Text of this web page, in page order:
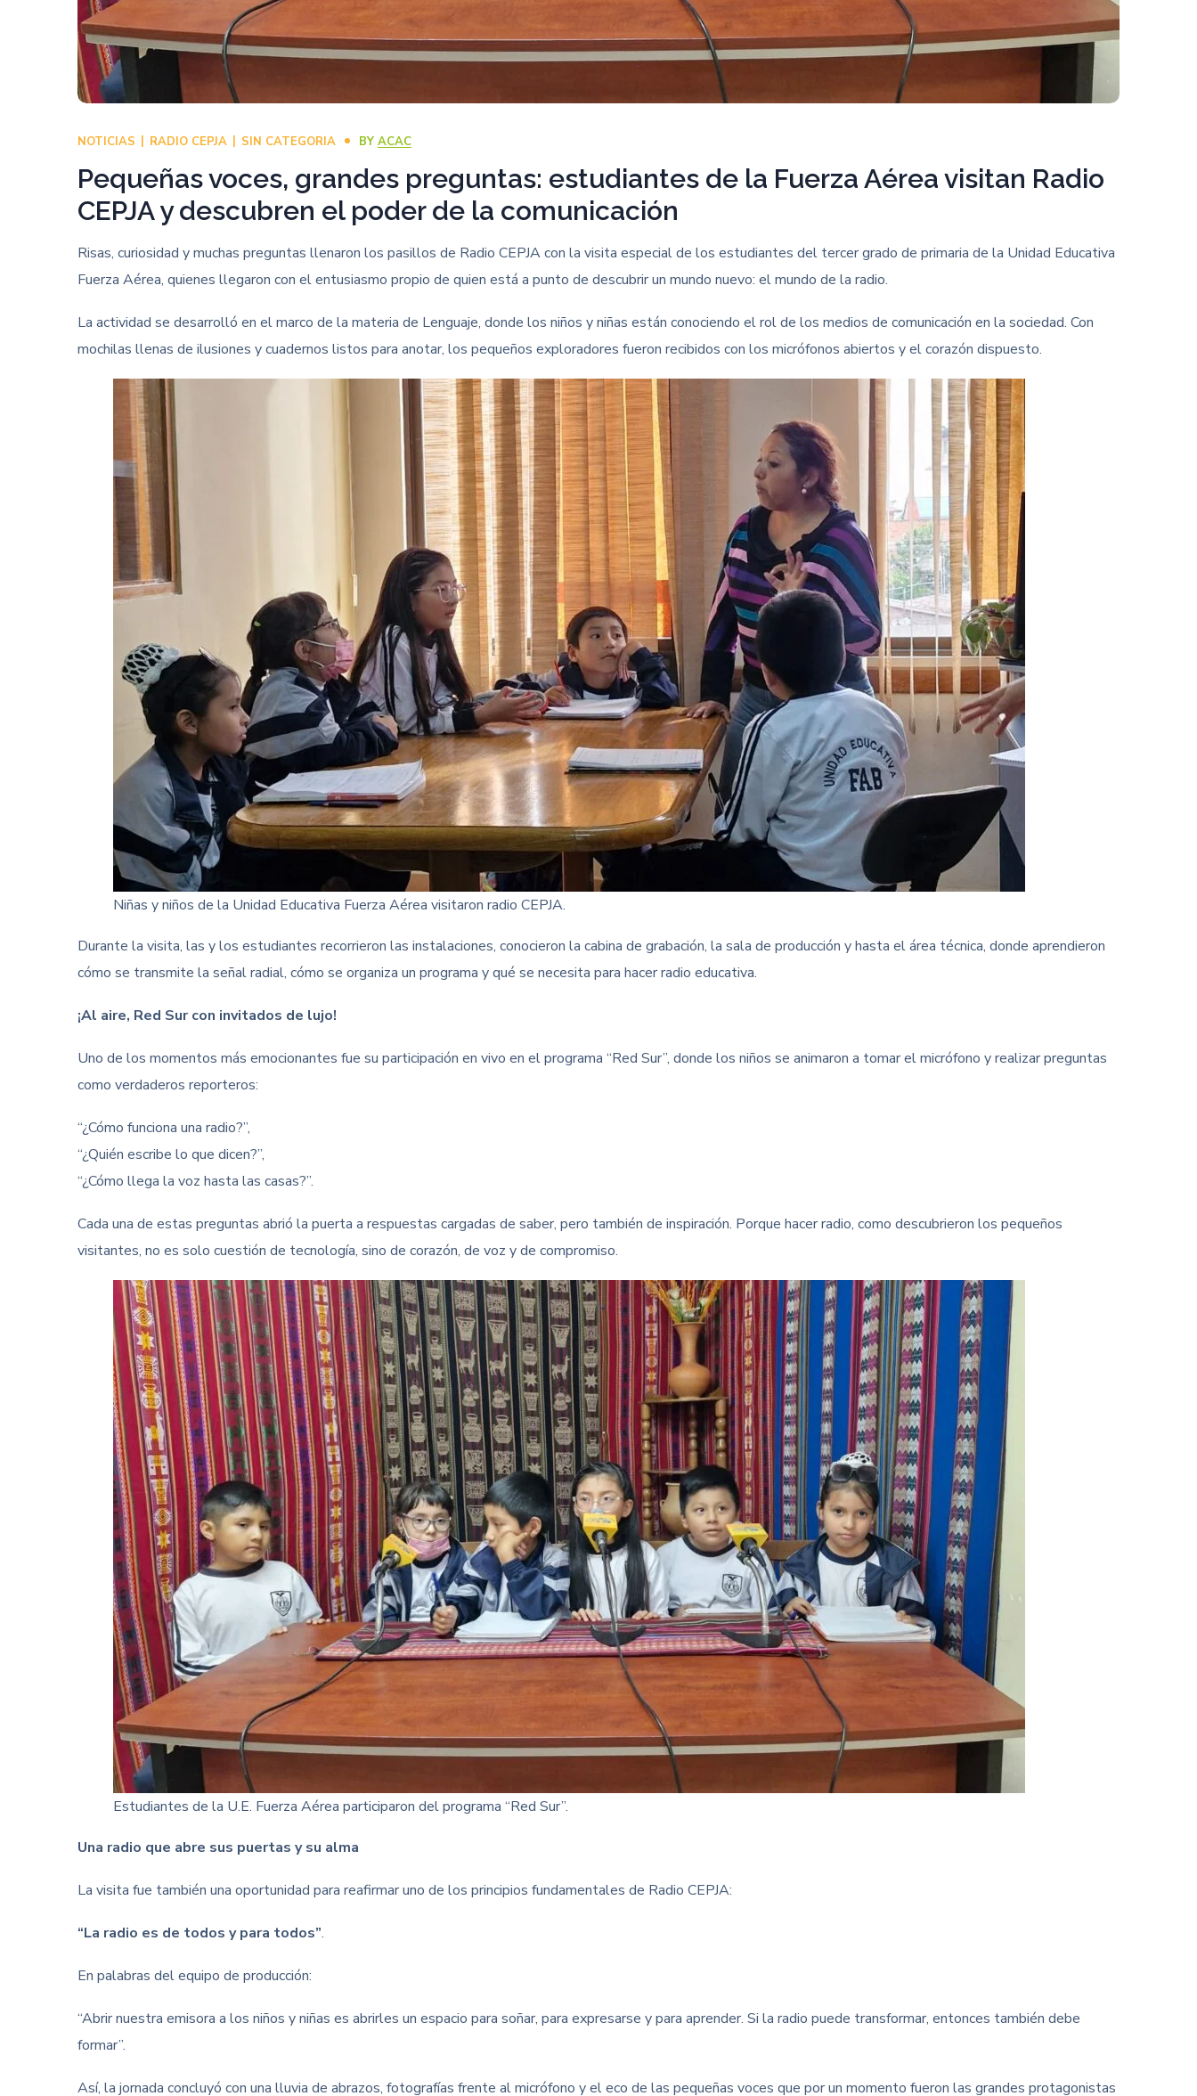
NOTICIAS RADIO CEPJA SIN CATEGORIA BY ACAC
Pequeñas voces, grandes preguntas: estudiantes de la Fuerza Aérea visitan Radio
CEPJA y descubren el poder de la comunicación
Risas, curiosidad y muchas preguntas llenaron los pasillos de Radio CEPJA con la visita especial de los estudiantes del tercer grado de primaria de la Unidad Educativa
Fuerza Aérea, quienes llegaron con el entusiasmo propio de quien está a punto de descubrir un mundo nuevo: el mundo de la radio.
La actividad se desarrolló en el marco de la materia de Lenguaje, donde los niños y niñas están conociendo el rol de los medios de comunicación en la sociedad. Con
mochilas llenas de ilusiones y cuadernos listos para anotar, los pequeños exploradores fueron recibidos con los micrófonos abiertos y el corazón dispuesto.
Niñas y niños de la Unidad Educativa Fuerza Aérea visitaron radio CEPJA.
Durante la visita, las y los estudiantes recorrieron las instalaciones, conocieron la cabina de grabación, la sala de producción y hasta el área técnica, donde aprendieron
cómo se transmite la señal radial, cómo se organiza un programa y qué se necesita para hacer radio educativa.
¡Al aire, Red Sur con invitados de lujo!
Uno de los momentos más emocionantes fue su participación en vivo en el programa “Red Sur”, donde los niños se animaron a tomar el micrófono y realizar preguntas
como verdaderos reporteros:
“¿Cómo funciona una radio?”,
“¿Quién escribe lo que dicen?”,
“¿Cómo llega la voz hasta las casas?”.
Cada una de estas preguntas abrió la puerta a respuestas cargadas de saber, pero también de inspiración. Porque hacer radio, como descubrieron los pequeños
visitantes, no es solo cuestión de tecnología, sino de corazón, de voz y de compromiso.
Estudiantes de la U.E. Fuerza Aérea participaron del programa “Red Sur”.
Una radio que abre sus puertas y su alma
La visita fue también una oportunidad para reafirmar uno de los principios fundamentales de Radio CEPJA:
“La radio es de todos y para todos”.
En palabras del equipo de producción:
“Abrir nuestra emisora a los niños y niñas es abrirles un espacio para soñar, para expresarse y para aprender. Si la radio puede transformar, entonces también debe
formar”.
Así, la jornada concluyó con una lluvia de abrazos, fotografías frente al micrófono y el eco de las pequeñas voces que por un momento fueron las grandes protagonistas